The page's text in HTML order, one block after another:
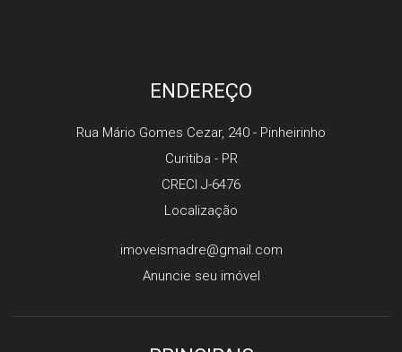
ENDEREÇO
Rua Mário Gomes Cezar, 240 - Pinheirinho
Curitiba - PR
CRECI J-6476
Localização
imoveismadre@gmail.com
Anuncie seu imóvel